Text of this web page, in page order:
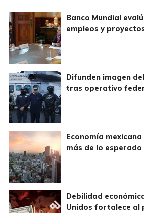
Banco Mundial
empleos y
Difunden imagen
tras operativo
Economía
más de lo esperado
Debilidad
Unidos fortalece al